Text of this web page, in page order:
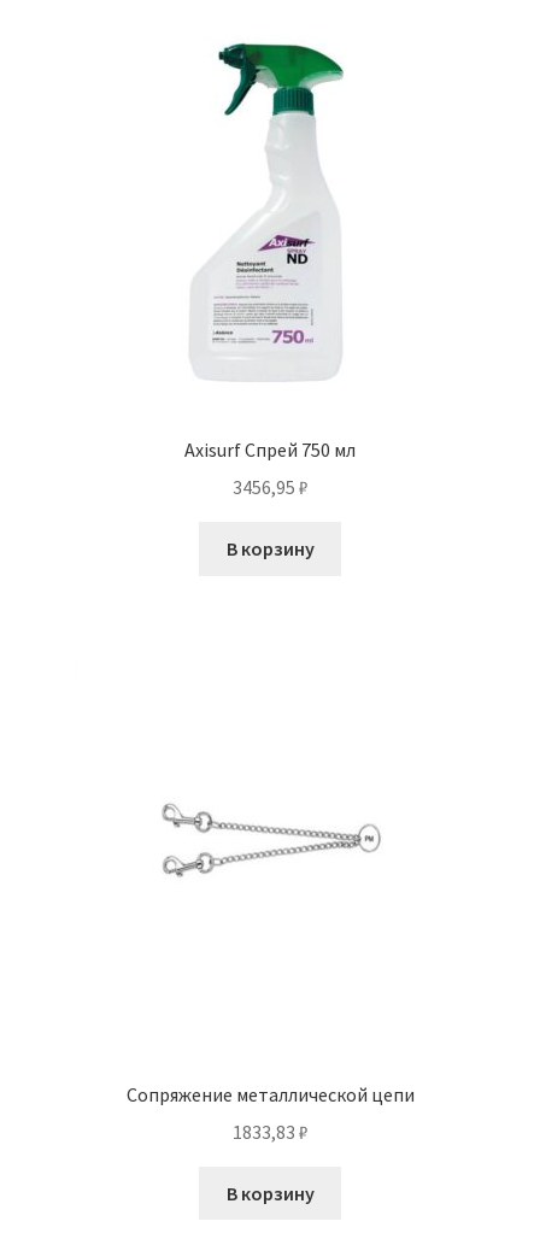
Axisurf Спрей 750 мл
3456,95 ₽
В корзину
Сопряжение металлической цепи
1833,83 ₽
В корзину